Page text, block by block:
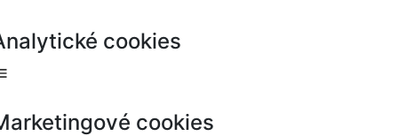
cookies
cookies